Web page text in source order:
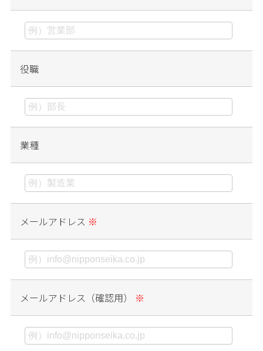
役職
業種
メールアドレス ※
メールアドレス（確認用） ※